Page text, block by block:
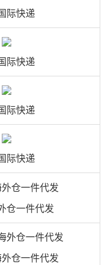
际快递
际快递
际快递
际快递
仓一件代发
仓一件代发